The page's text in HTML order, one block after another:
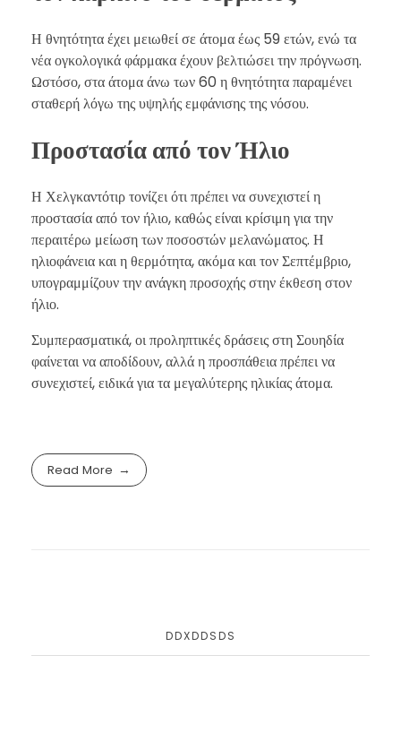
Η θνητότητα έχει μειωθεί σε άτομα έως 59 ετών, ενώ τα
νέα ογκολογικά φάρμακα έχουν βελτιώσει την πρόγνωση.
Ωστόσο, στα άτομα άνω των 60 η θνητότητα παραμένει
σταθερή λόγω της υψηλής εμφάνισης της νόσου.
Προστασία από τον Ήλιο
Η Χελγκαντότιρ τονίζει ότι πρέπει να συνεχιστεί η
προστασία από τον ήλιο, καθώς είναι κρίσιμη για την
περαιτέρω μείωση των ποσοστών μελανώματος. Η
ηλιοφάνεια και η θερμότητα, ακόμα και τον Σεπτέμβριο,
υπογραμμίζουν την ανάγκη προσοχής στην έκθεση στον
ήλιο.
Συμπερασματικά, οι προληπτικές δράσεις στη Σουηδία
φαίνεται να αποδίδουν, αλλά η προσπάθεια πρέπει να
συνεχιστεί, ειδικά για τα μεγαλύτερης ηλικίας άτομα.
Read More
DDXDDSDS